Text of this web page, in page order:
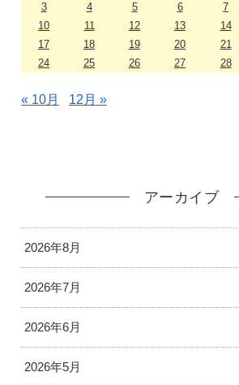
3
4 5 6 7
10
11 12 13 14
17
18 19 20 21
24
25 26 27 28
« 10月 12月 »
アーカイブ
2026年8月
2026年7月
2026年6月
2026年5月